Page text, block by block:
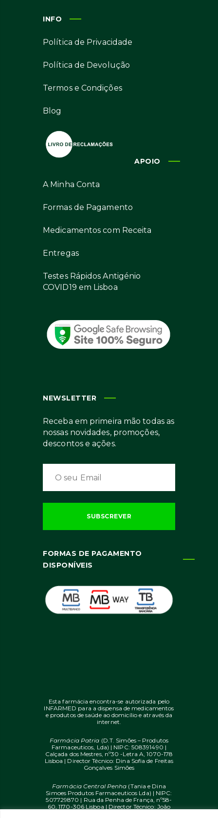
INFO
Política de Privacidade
Política de Devolução
Termos e Condições
Blog
APOIO
A Minha Conta
Formas de Pagamento
Medicamentos com Receita
Entregas
Testes Rápidos Antigénio
COVID19 em Lisboa
NEWSLETTER
Receba em primeira mão todas as
nossas novidades, promoções,
descontos e ações.
FORMAS DE PAGAMENTO
DISPONÍVEIS
Esta farmácia encontra-se autorizada pelo
INFARMED para a dispensa de medicamentos
e produtos de saúde ao domicílio e através da
internet.
Farmácia Patria (D.T. Simões – Produtos
Farmaceuticos, Lda) | NIPC: 508391490 |
Calçada dos Mestres, nº30 -Letra A, 1070-178
Lisboa | Director Técnico: Dina Sofia de Freitas
Gonçalves Simões
Farmácia Central Penha (Tania e Dina
Simoes Produtos Farmaceuticos Lda) | NIPC:
507729870 | Rua da Penha de França, nº58-
60, 1170-306 Lisboa | Director Técnico: João